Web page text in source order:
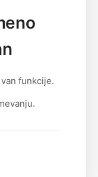
funkcije.